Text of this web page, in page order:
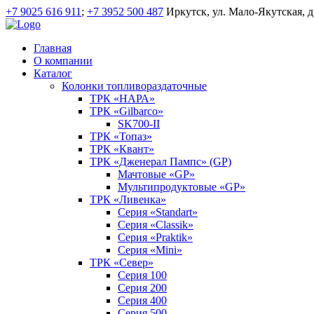
+7 9025 616 911 ; +7 3952 500 487 Иркутск, ул. Мало-Якутская,
Главная
О компании
Каталог
Колонки топливораздаточные
ТРК «НАРА»
ТРК «Gilbarco»
SK700-II
ТРК «Топаз»
ТРК «Квант»
ТРК «Дженерал Пампс» (GP)
Мачтовые «GP»
Мультипродуктовые «GP»
ТРК «Ливенка»
Серия «Standart»
Серия «Classik»
Серия «Praktik»
Серия «Mini»
ТРК «Север»
Серия 100
Серия 200
Серия 400